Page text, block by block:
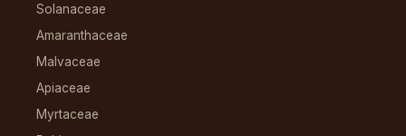
Solanaceae
Amaranthaceae
Malvaceae
Apiaceae
Myrtaceae